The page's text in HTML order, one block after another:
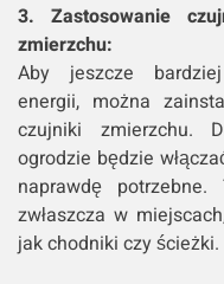
3. Zastosowanie
zmierzchu:
Aby jeszcze
energii, można
czujniki zmierzchu.
ogrodzie będzie
naprawdę potrzebne.
zwłaszcza w
jak chodniki czy ścieżki.